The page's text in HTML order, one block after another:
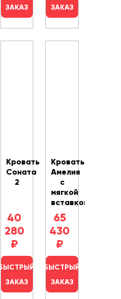
ЗАКАЗ
ЗАКАЗ
Кровать
Соната
2
40
280
₽
БЫСТРЫЙ
ЗАКАЗ
Кровать
Амелия
с
мягкой
вставкой
65
430
₽
БЫСТРЫЙ
ЗАКАЗ